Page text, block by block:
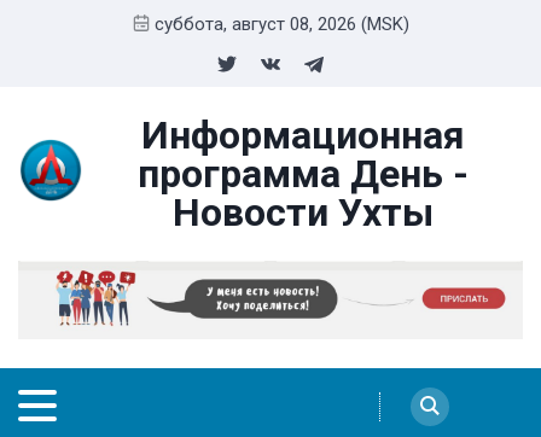
суббота, август 08, 2026 (MSK)
Информационная
программа День -
Новости Ухты